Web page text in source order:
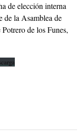
de elección interna
de la Asamblea de
de los Funes,